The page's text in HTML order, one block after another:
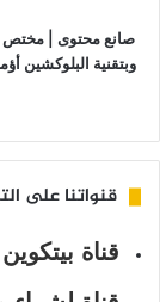
صانع محتوى | مختص
وبتقنية البلوكشين
قنواتنا على
قناة